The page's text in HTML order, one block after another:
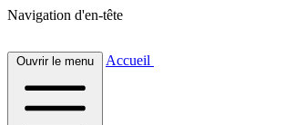
Navigation d'en-tête
Ouvrir le menu Accueil